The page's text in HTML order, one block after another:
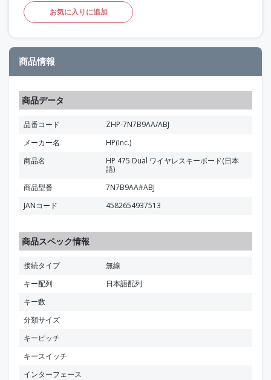
お気に入りに追加
商品情報
商品データ
品番コード
ZHP-7N7B9AA/ABJ
メーカー名
HP(Inc.)
商品名
HP 475 Dual ワイヤレスキーボード(日本
語)
商品型番
7N7B9AA#ABJ
JANコード
4582654937513
商品スペック情報
接続タイプ
無線
キー配列
日本語配列
キー数
分類サイズ
キーピッチ
キースイッチ
インターフェース